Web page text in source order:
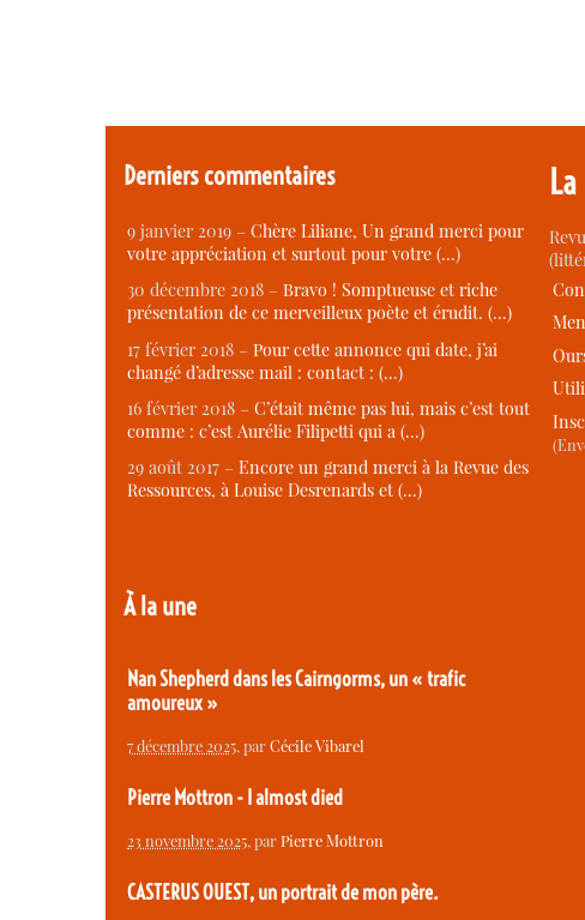
Derniers commentaires
9 janvier 2019 – Chère Liliane, Un grand merci pour
votre appréciation et surtout pour votre (…)
30 décembre 2018 – Bravo ! Somptueuse et riche
présentation de ce merveilleux poète et érudit. (…)
17 février 2018 – Pour cette annonce qui date, j’ai
changé d’adresse mail : contact : (…)
16 février 2018 – C’était même pas lui, mais c’est tout
comme : c’est Aurélie Filipetti qui a (…)
29 août 2017 – Encore un grand merci à la Revue des
Ressources, à Louise Desrenards et (…)
À la une
Nan Shepherd dans les Cairngorms, un « trafic
amoureux »
7 décembre 2025, parCécile Vibarel
Pierre Mottron - I almost died
23 novembre 2025, parPierre Mottron
CASTERUS OUEST, un portrait de mon père.